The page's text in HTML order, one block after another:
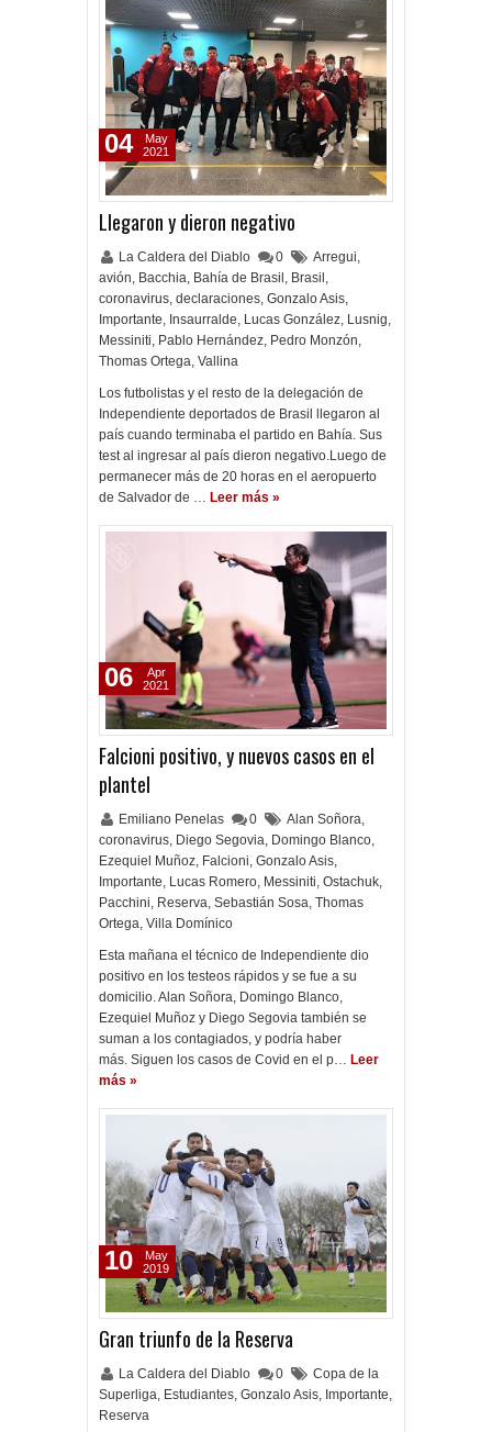
Llegaron y dieron negativo
La Caldera del Diablo 0 Arregui,
avión, Bacchia, Bahía de Brasil , Brasil ,
coronavirus, declaraciones, Gonzalo Asis,
Importante, Insaurralde, Lucas González, Lusnig,
Messiniti, Pablo Hernández, Pedro Monzón,
Thomas Ortega, Vallina
Los futbolistas y el resto de la delegación de
Independiente deportados de Brasil llegaron al
país cuando terminaba el partido en Bahía. Sus
test al ingresar al país dieron negativo.Luego de
permanecer más de 20 horas en el aeropuerto
de Salvador de … Leer más »
04
May
2021
Falcioni positivo, y nuevos casos en el
plantel
Emiliano Penelas 0 Alan Soñora,
coronavirus, Diego Segovia, Domingo Blanco,
Ezequiel Muñoz, Falcioni, Gonzalo Asis,
Importante, Lucas Romero, Messiniti, Ostachuk,
Pacchini, Reserva, Sebastián Sosa, Thomas
Ortega, Villa Domínico
Esta mañana el técnico de Independiente dio
positivo en los testeos rápidos y se fue a su
domicilio. Alan Soñora, Domingo Blanco,
Ezequiel Muñoz y Diego Segovia también se
suman a los contagiados, y podría haber
más. Siguen los casos de Covid en el p… Leer
más »
06
Apr
2021
Gran triunfo de la Reserva
La Caldera del Diablo 0
Copa de la
Superliga, Estudiantes, Gonzalo Asis, Importante,
Reserva
10
May
2019